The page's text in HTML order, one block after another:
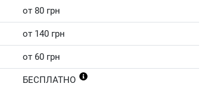
от 80 грн
от 140 грн
от 60 грн
БЕСПЛАТНО